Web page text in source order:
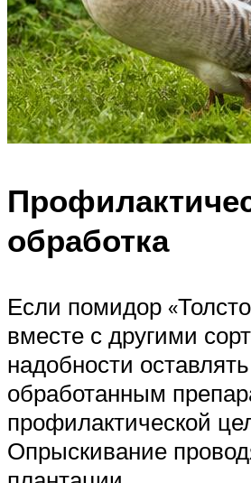
обработка
Если помидор
вместе с другими
надобности
обработанным
профилактической
Опрыскивание